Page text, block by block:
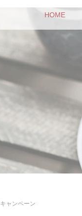
HOME
ャンペーン